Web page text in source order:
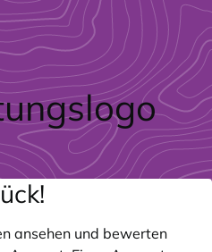
ansehen und bewerten